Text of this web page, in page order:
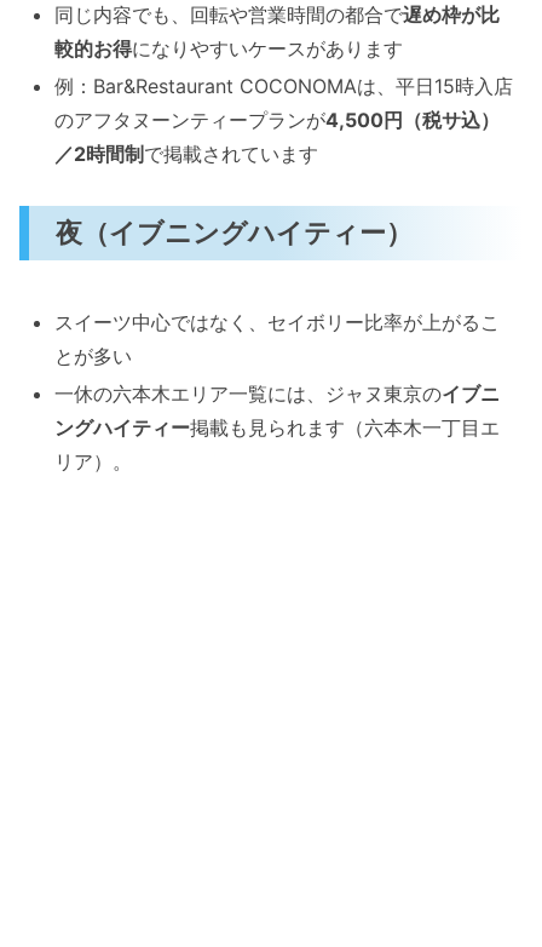
同じ内容でも、回転や営業時間の都合で遅め枠が比
較的お得になりやすいケースがあります
例：Bar&Restaurant COCONOMAは、平日15時入店
のアフタヌーンティープランが4,500円（税サ込）
／2時間制で掲載されています
夜（イブニングハイティー）
スイーツ中心ではなく、セイボリー比率が上がるこ
とが多い
一休の六本木エリア一覧には、ジャヌ東京のイブニ
ングハイティー掲載も見られます（六本木一丁目エ
リア）。